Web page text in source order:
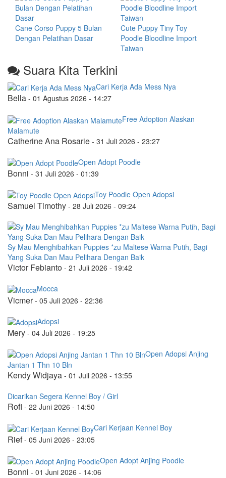
Cane Corso Puppy 5 Bulan
Dengan Pelatihan Dasar
Cute Puppy Tiny Toy
Poodle Bloodline Import
Taiwan
Suara Kita Terkini
Cari Kerja Ada Mess Nya
Bella - 01 Agustus 2026 - 14:27
Free Adoption Alaskan
Malamute
Catherine Ana Rosarie - 31 Juli 2026 - 23:27
Open Adopt Poodle
Bonni - 31 Juli 2026 - 01:39
Toy Poodle Open Adopsi
Samuel Timothy - 28 Juli 2026 - 09:24
Sy Mau Menghibahkan Puppies *zu Maltese Warna Putih, Bagi
Yang Suka Dan Mau Pelihara Dengan Baik
Victor Febianto - 21 Juli 2026 - 19:42
Mocca
Vicmer- 05 Juli 2026 - 22:36
Adopsi
Mery - 04 Juli 2026 - 19:25
Open Adopsi Anjing
Jantan 1 Thn 10 Bln
Kendy Widjaya - 01 Juli 2026 - 13:55
Dicarikan Segera Kennel Boy / Girl
Rofi - 22 Juni 2026 - 14:50
Cari Kerjaan Kennel Boy
Rief- 05 Juni 2026 - 23:05
Open Adopt Anjing Poodle
Bonni - 01 Juni 2026 - 14:06